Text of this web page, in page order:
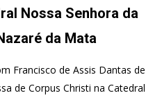
Nossa Senhora da
da Mata
Francisco de Assis Dantas de
de Corpus Christi na Catedral